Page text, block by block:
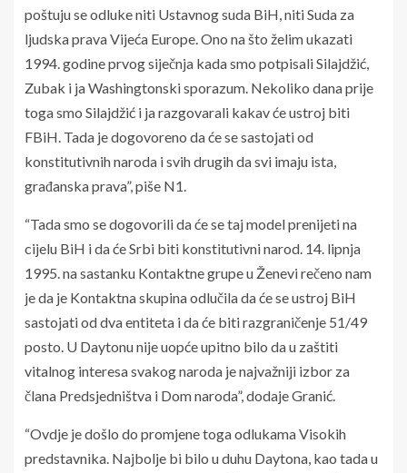
poštuju se odluke niti Ustavnog suda BiH, niti Suda za
ljudska prava Vijeća Europe. Ono na što želim ukazati
1994. godine prvog siječnja kada smo potpisali Silajdžić,
Zubak i ja Washingtonski sporazum. Nekoliko dana prije
toga smo Silajdžić i ja razgovarali kakav će ustroj biti
FBiH. Tada je dogovoreno da će se sastojati od
konstitutivnih naroda i svih drugih da svi imaju ista,
građanska prava”, piše N1.
“Tada smo se dogovorili da će se taj model prenijeti na
cijelu BiH i da će Srbi biti konstitutivni narod. 14. lipnja
1995. na sastanku Kontaktne grupe u Ženevi rečeno nam
je da je Kontaktna skupina odlučila da će se ustroj BiH
sastojati od dva entiteta i da će biti razgraničenje 51/49
posto. U Daytonu nije uopće upitno bilo da u zaštiti
vitalnog interesa svakog naroda je najvažniji izbor za
člana Predsjedništva i Dom naroda”, dodaje Granić.
“Ovdje je došlo do promjene toga odlukama Visokih
predstavnika. Najbolje bi bilo u duhu Daytona, kao tada u